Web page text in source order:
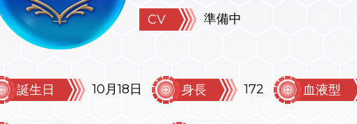
CV 準備中
誕生日 10月18日 身長 172 血液型